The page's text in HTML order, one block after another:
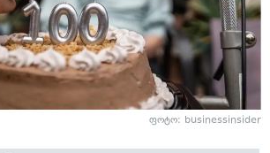
ფოტო: businessinsider